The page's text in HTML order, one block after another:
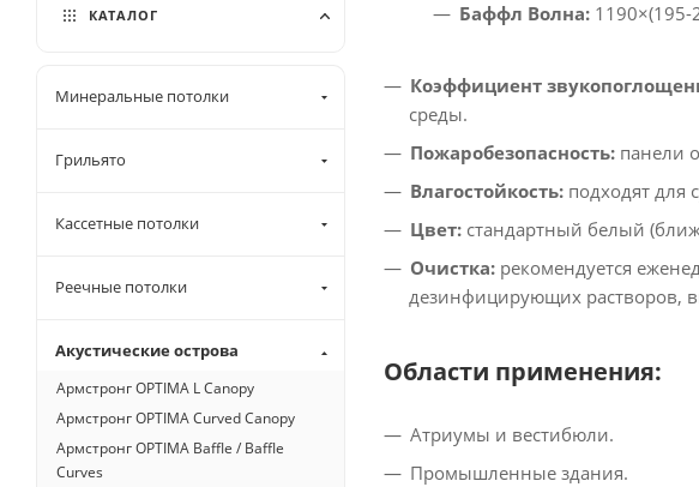
Баффл Волна:
Коэффициент
среды.​
Пожаробезопасность: панели
Влагостойкость: подходят для
Цвет: стандартный белый
Очистка: рекомендуется
дезинфицирующих растворов,
Области применения:
Атриумы и вестибюли.​
Промышленные здания.​
КАТАЛОГ
Минеральные потолки
Грильято
Кассетные потолки
Реечные потолки
Акустические острова
Армстронг OPTIMA L Canopy
Армстронг OPTIMA Curved Canopy
Армстронг OPTIMA Baffle / Baffle
Curves